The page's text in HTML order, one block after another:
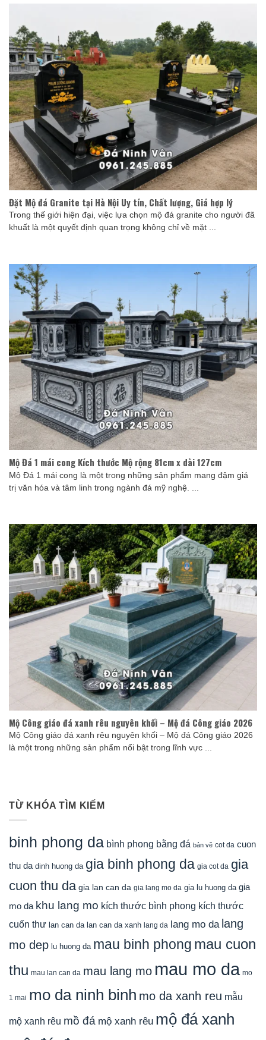
Đặt Mộ đá Granite tại Hà Nội Uy tín, Chất lượng, Giá hợp lý
Trong thế giới hiện đại, việc lựa chọn mộ đá granite cho người đã
khuất là một quyết định quan trọng không chỉ về mặt ...
Mộ Đá 1 mái cong Kích thước Mộ rộng 81cm x dài 127cm
Mộ Đá 1 mái cong là một trong những sản phẩm mang đậm giá
trị văn hóa và tâm linh trong ngành đá mỹ nghệ. ...
Mộ Công giáo đá xanh rêu nguyên khối – Mộ đá Công giáo 2026
Mộ Công giáo đá xanh rêu nguyên khối – Mộ đá Công giáo 2026
là một trong những sản phẩm nổi bật trong lĩnh vực ...
TỪ KHÓA TÌM KIẾM
binh phong da bình phong bằng đá bản vẽ cot da cuon
thu da dinh huong da gia binh phong da gia cot da gia
cuon thu da gia lan can da gia lang mo da gia lu huong da gia
mo da khu lang mo kích thước bình phong kích thước
cuốn thư lan can da lan can da xanh lang da lang mo da lang
mo dep lu huong da mau binh phong mau cuon
thu mau lan can da mau lang mo mau mo da mo
1 mai mo da ninh binh mo da xanh reu mẫu
mộ xanh rêu mồ đá mộ xanh rêu mộ đá xanh